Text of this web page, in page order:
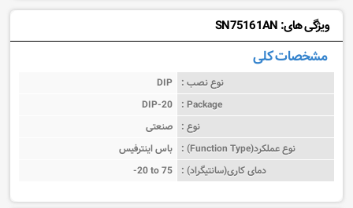
ویژگی های: SN75161AN
مشخصات کلی
نوع نصب : DIP
Package :
DIP-20
نوع : صنعتی
نوع عملکرد(Function Type) :
باس اینترفیس
دمای کاری(سانتیگراد) : -20 to 75